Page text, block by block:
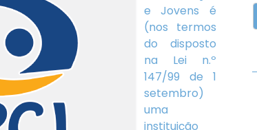
e Jovens é
(nos termos
do disposto
na Lei n.º
147/99 de 1
setembro)
uma
instituição